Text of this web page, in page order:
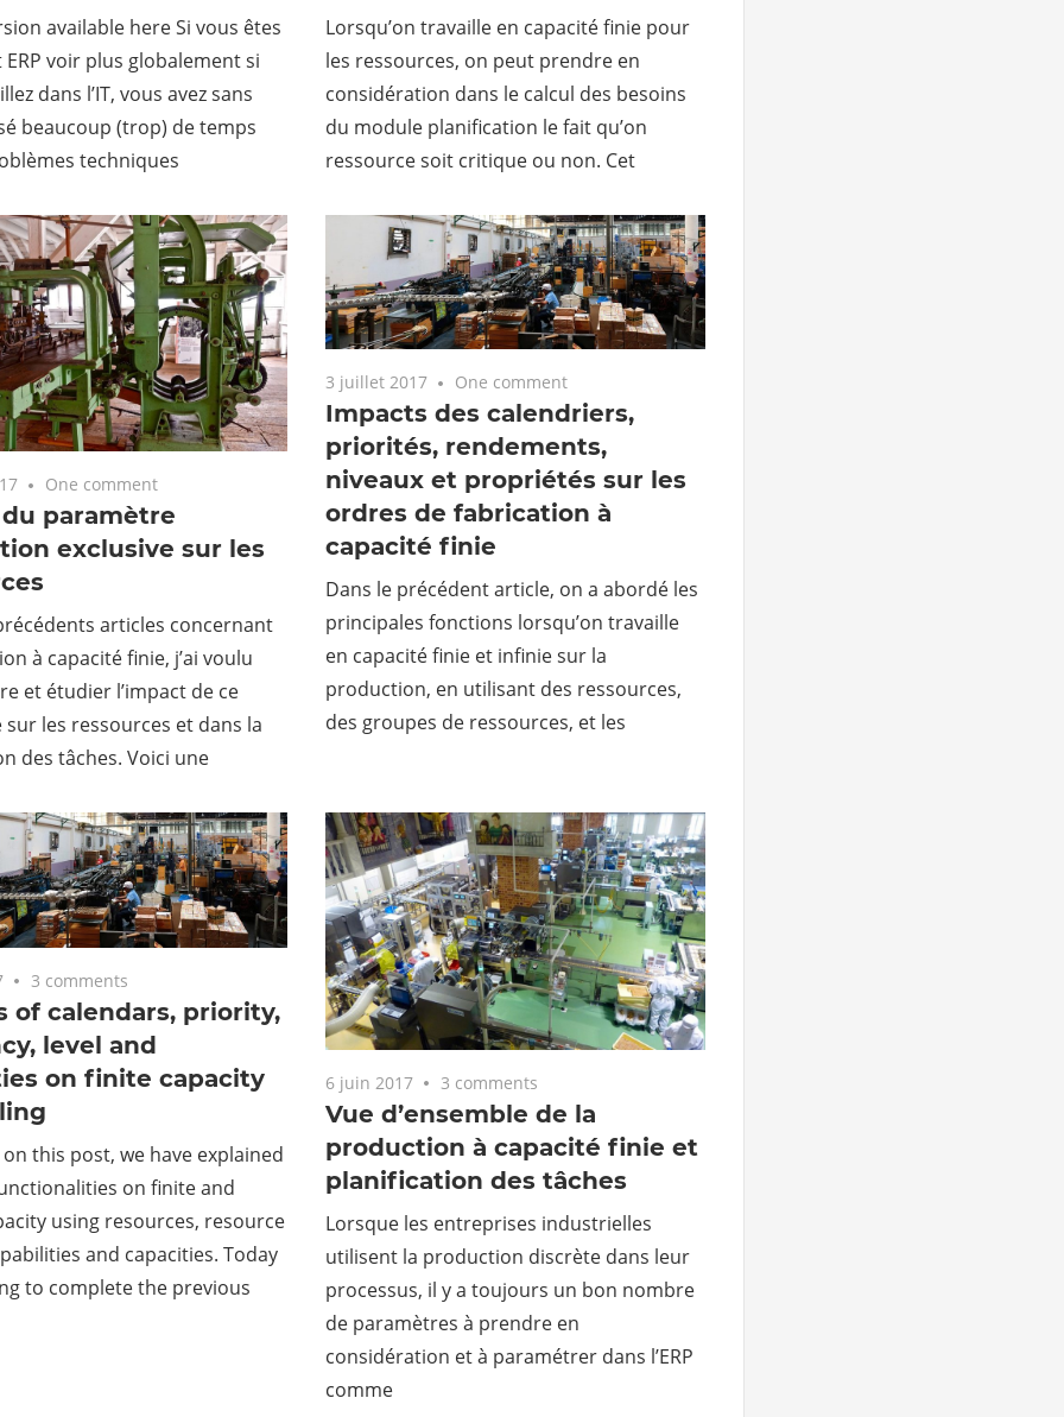
available here Si vous êtes
voir plus globalement si
dans l’IT, vous avez sans
beaucoup (trop) de temps
techniques
Lorsqu’on travaille en capacité finie pour
les ressources, on peut prendre en
considération dans le calcul des besoins
du module planification le fait qu’on
ressource soit critique ou non. Cet
One comment
paramètre
exclusive sur les
articles concernant
à capacité finie, j’ai voulu
et étudier l’impact de ce
les ressources et dans la
des tâches. Voici une
3 juillet 2017 One comment
Impacts des calendriers,
priorités, rendements,
niveaux et propriétés sur les
ordres de fabrication à
capacité finie
Dans le précédent article, on a abordé les
principales fonctions lorsqu’on travaille
en capacité finie et infinie sur la
production, en utilisant des ressources,
des groupes de ressources, et les
3 comments
of calendars, priority,
level and
on finite capacity
this post, we have explained
on finite and
using resources, resource
and capacities. Today
to complete the previous
6 juin 2017 3 comments
Vue d’ensemble de la
production à capacité finie et
planification des tâches
Lorsque les entreprises industrielles
utilisent la production discrète dans leur
processus, il y a toujours un bon nombre
de paramètres à prendre en
considération et à paramétrer dans l’ERP
comme